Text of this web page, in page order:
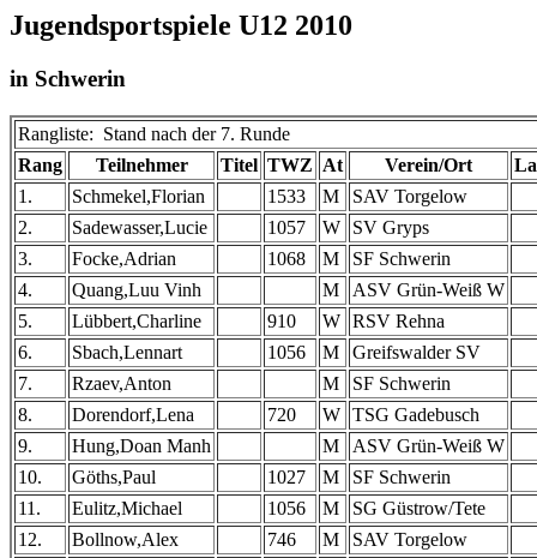
Jugendsportspiele U12 2010
in Schwerin
Rangliste: Stand nach der 7. Runde
Rang
Teilnehmer Titel TWZ At Verein/Ort
1.
Schmekel,Florian 1533 M
SAV Torgelow
2.
Sadewasser,Lucie 1057 W
SV Gryps
3.
Focke,Adrian 1068 M
SF Schwerin
4.
Quang,Luu Vinh M
ASV Grün-Weiß W
5.
Lübbert,Charline 910 W RSV Rehna
6.
Sbach,Lennart 1056 M
Greifswalder SV
7.
Rzaev,Anton M
SF Schwerin
8.
Dorendorf,Lena 720 W TSG Gadebusch
9.
Hung,Doan Manh M
ASV Grün-Weiß W
10.
Göths,Paul 1027 M
SF Schwerin
11.
Eulitz,Michael 1056 M
SG Güstrow/Tete
12.
Bollnow,Alex 746 M
SAV Torgelow